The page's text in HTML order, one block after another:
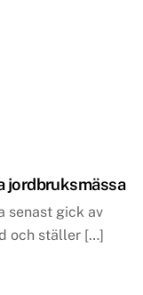
jordbruksmässa
senast gick av
och ställer […]